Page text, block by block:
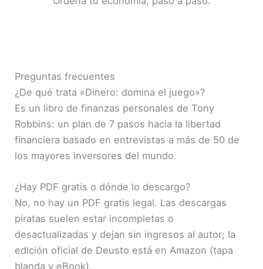
Preguntas frecuentes
¿De qué trata «Dinero: domina el juego»?
Es un libro de finanzas personales de Tony
Robbins: un plan de 7 pasos hacia la libertad
financiera basado en entrevistas a más de 50 de
los mayores inversores del mundo.
¿Hay PDF gratis o dónde lo descargo?
No, no hay un PDF gratis legal. Las descargas
piratas suelen estar incompletas o
desactualizadas y dejan sin ingresos al autor; la
edición oficial de Deusto está en Amazon (tapa
blanda y eBook).